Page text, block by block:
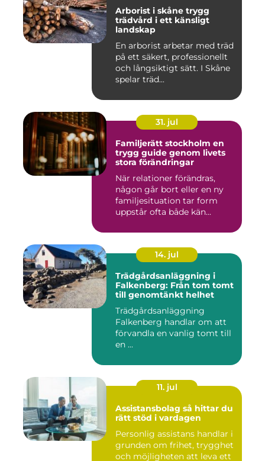
Arborist i skåne trygg
trädvård i ett känsligt
landskap
En arborist arbetar med träd
på ett säkert, professionellt
och långsiktigt sätt. I Skåne
spelar träd...
31. jul
Familjerätt stockholm en
trygg guide genom livets
stora förändringar
När relationer förändras,
någon går bort eller en ny
familjesituation tar form
uppstår ofta både kän...
14. jul
Trädgårdsanläggning i
Falkenberg: Från tom tomt
till genomtänkt helhet
Trädgårdsanläggning
Falkenberg handlar om att
förvandla en vanlig tomt till
en ...
11. jul
Assistansbolag så hittar du
rätt stöd i vardagen
Personlig assistans handlar i
grunden om frihet, trygghet
och möjligheten att leva ett